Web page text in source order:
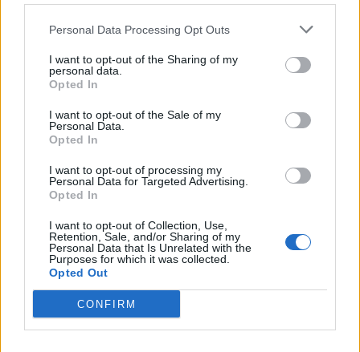
Personal Data Processing Opt Outs
I want to opt-out of the Sharing of my
personal data.
Opted In
I want to opt-out of the Sale of my
Personal Data.
Opted In
I want to opt-out of processing my
Personal Data for Targeted Advertising.
Opted In
I want to opt-out of Collection, Use,
Retention, Sale, and/or Sharing of my
Personal Data that Is Unrelated with the
Purposes for which it was collected.
Opted Out
CONFIRM
εξαφάνιση 43 φοιτητών πριν από 12 χρόνια
Σαμαριά: Νέα παρέμβαση Καλογερή για τα κλεισίματα
του Φαραγγιού - "Πολλές φορές είναι αδικαιολόγητα"
Συνελήφθη στη Γερμανία ένας από τους εκτελεστές της
«Greek Mafia» - Κατηγορείται και για τη δολοφονία
13:03
ξεχωριστή βραδιά στο Αβδού
Αργεντινή: Επεισόδια μετά το τέλος κινητοποίησης κατά
νομοσχεδίου ιδιοκτησίας
12:56